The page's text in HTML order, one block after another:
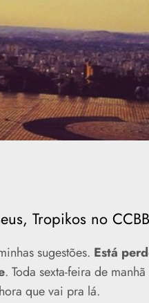
Tropikos no
sugestões. Está
. Toda sexta-feira de
que vai pra lá.